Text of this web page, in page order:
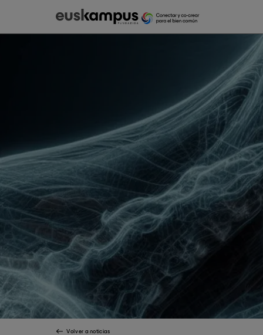
Volver a noticias